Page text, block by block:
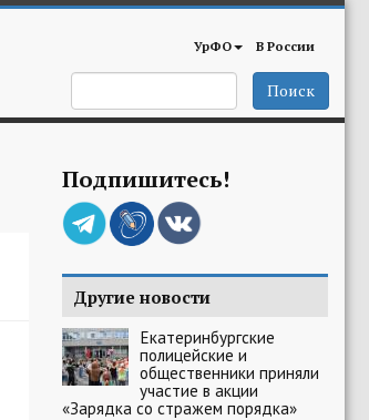
УрФО В России
Поиск
Подпишитесь!
Другие новости
Екатеринбургские
полицейские и
общественники приняли
участие в акции
«Зарядка со стражем порядка»